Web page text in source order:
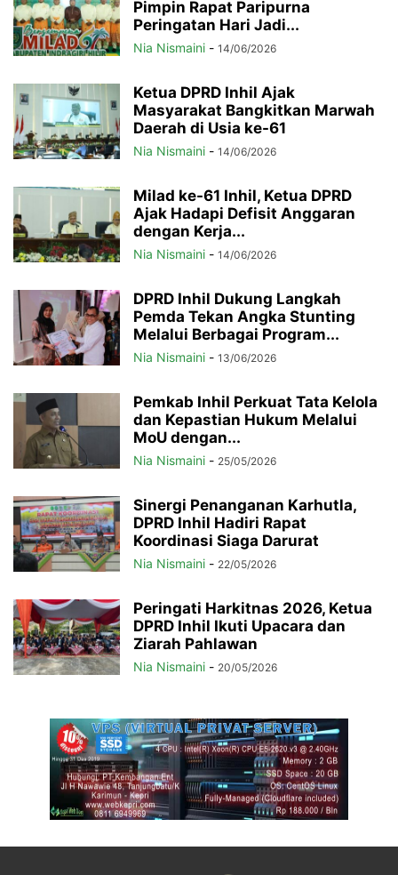
Pimpin Rapat Paripurna
Peringatan Hari Jadi...
Nia Nismaini - 14/06/2026
Ketua DPRD Inhil Ajak
Masyarakat Bangkitkan Marwah
Daerah di Usia ke-61
Nia Nismaini - 14/06/2026
Milad ke-61 Inhil, Ketua DPRD
Ajak Hadapi Defisit Anggaran
dengan Kerja...
Nia Nismaini - 14/06/2026
DPRD Inhil Dukung Langkah
Pemda Tekan Angka Stunting
Melalui Berbagai Program...
Nia Nismaini - 13/06/2026
Pemkab Inhil Perkuat Tata Kelola
dan Kepastian Hukum Melalui
MoU dengan...
Nia Nismaini - 25/05/2026
Sinergi Penanganan Karhutla,
DPRD Inhil Hadiri Rapat
Koordinasi Siaga Darurat
Nia Nismaini - 22/05/2026
Peringati Harkitnas 2026, Ketua
DPRD Inhil Ikuti Upacara dan
Ziarah Pahlawan
Nia Nismaini - 20/05/2026